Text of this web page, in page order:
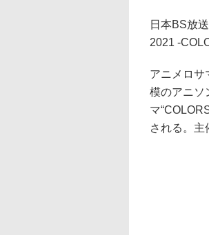
日本BS放
2021 -
アニメロサ
模のアニソ
マ
される。主